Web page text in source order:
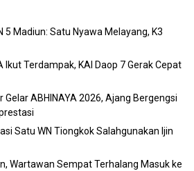
5 Madiun: Satu Nyawa Melayang, K3
Ikut Terdampak, KAI Daop 7 Gerak Cepat
Gelar ABHINAYA 2026, Ajang Bergengsi
Satu WN Tiongkok Salahgunakan Ijin
Wartawan Sempat Terhalang Masuk ke